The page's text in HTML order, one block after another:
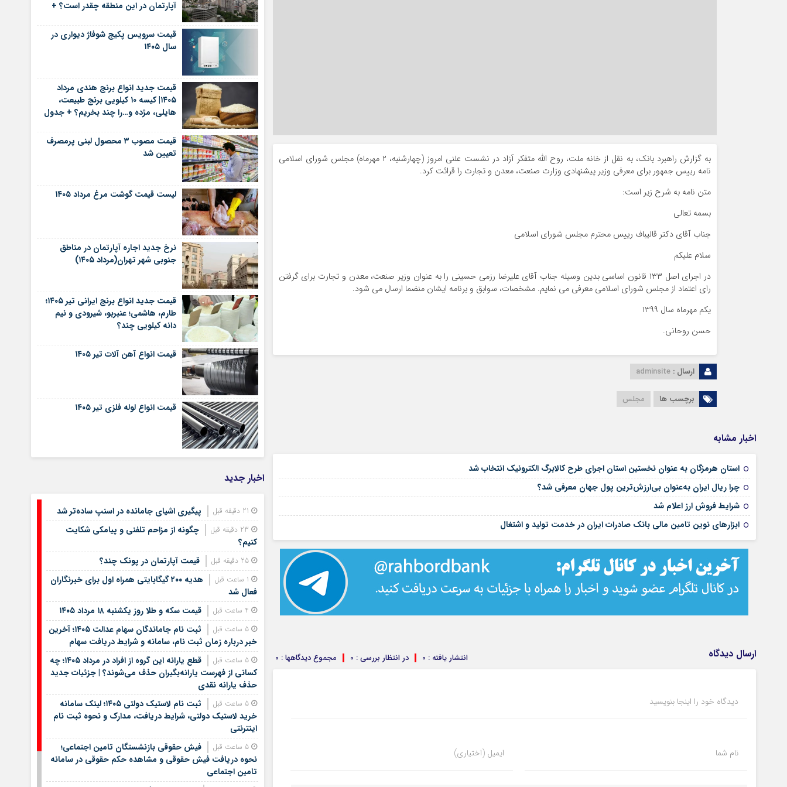
به گزارش راهبرد بانک، به نقل از خانه ملت، روح الله متفکر آزاد در نشست علنی امروز (چهارشنبه، ۲ مهرماه) مجلس شورای اسلامی
نامه رییس جمهور برای معرفی وزیر پیشنهادی وزارت صنعت، معدن و تجارت را قرائت کرد.
متن نامه به شرح زیر است:
بسمه تعالی
جناب آقای دکتر قالیباف رییس محترم مجلس شورای اسلامی
سلام علیکم
در اجرای اصل ۱۳۳ قانون اساسی بدین وسیله جناب آقای علیرضا رزمی حسینی را به عنوان وزیر صنعت، معدن و تجارت برای گرفتن
رای اعتماد از مجلس شورای اسلامی معرفی می نمایم. مشخصات، سوابق و برنامه ایشان منضما ارسال می شود.
یکم مهرماه سال ۱۳۹۹
حسن روحانی.
ارسال : adminsite
برچسب ها مجلس
اخبار مشابه
استان هرمزگان به عنوان نخستین استان اجرای طرح کالابرگ الکترونیک انتخاب شد
چرا ریال ایران به‌عنوان بی‌ارزش‌ترین پول جهان معرفی شد؟
شرایط فروش ارز اعلام شد
ابزارهای نوین تامین مالی بانک صادرات ایران در خدمت تولید و اشتغال
ارسال دیدگاه مجموع دیدگاهها : 0 در انتظار بررسی : 0 انتشار یافته : 0
دیدگاه خود را اینجا بنویسید
نام شما ایمیل (اختیاری)
آپارتمان در این منطقه چقدر است؟ +
قیمت سرویس پکیج شوفاژ دیواری در
سال ۱۴۰۵
قیمت جدید انواع برنج هندی مرداد
۱۴۰۵| کیسه ۱۰ کیلویی برنج طبیعت،
هایلی، مژده و…را چند بخریم؟ + جدول
قیمت مصوب ۳ محصول لبنی پرمصرف
تعیین شد
لیست قیمت گوشت مرغ مرداد ۱۴۰۵
نرخ جدید اجاره آپارتمان در مناطق
جنوبی شهر تهران(مرداد ۱۴۰۵)
قیمت جدید انواع برنج ایرانی تیر ۱۴۰۵؛
طارم، هاشمی؛ عنبربو، شیرودی و نیم
دانه کیلویی چند؟
قیمت انواع آهن آلات تیر ۱۴۰۵
قیمت انواع لوله فلزی تیر ۱۴۰۵
اخبار جدید
پیگیری اشیای جامانده در اسنپ ساده‌تر شد
چگونه از مزاحم تلفنی و پیامکی شکایت
کنیم؟
25 دقیقه قبل قیمت آپارتمان در پونک چند؟
هدیه ۲۰۰ گیگابایتی همراه اول برای خبرنگاران
فعال شد
قیمت سکه و طلا روز یکشنبه ۱۸ مرداد ۱۴۰۵
5 ساعت قبل
ثبت نام جاماندگان سهام عدالت ۱۴۰۵؛ آخرین
خبر درباره زمان ثبت نام، سامانه و شرایط دریافت سهام
5 ساعت قبل
قطع یارانه این گروه از افراد در مرداد ۱۴۰۵؛ چه
کسانی از فهرست یارانه‌بگیران حذف می‌شوند؟ | جزئیات جدید
حذف یارانه نقدی
5 ساعت قبل
ثبت نام لاستیک دولتی ۱۴۰۵؛ لینک سامانه
خرید لاستیک دولتی، شرایط دریافت، مدارک و نحوه ثبت نام
اینترنتی
5 ساعت قبل
فیش حقوقی بازنشستگان تامین اجتماعی؛
نحوه دریافت فیش حقوقی و مشاهده حکم حقوقی در سامانه
تامین اجتماعی